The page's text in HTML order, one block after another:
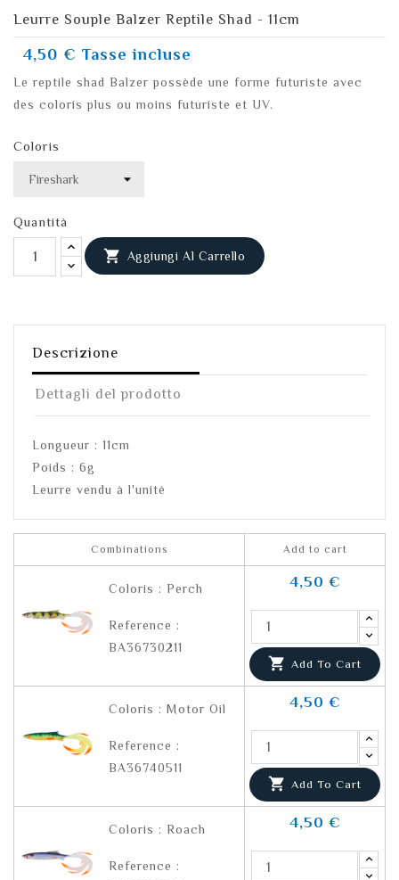
Leurre Souple Balzer Reptile Shad - 11cm
4,50 € Tasse incluse
Le reptile shad Balzer possède une forme futuriste avec
des coloris plus ou moins futuriste et UV.
Coloris
Quantità
 Aggiungi Al Carrello
Descrizione
Dettagli del prodotto
Longueur : 11cm
Poids : 6g
Leurre vendu à l'unité
Combinations Add to cart
Coloris : Perch
Reference :
BA36730211
4,50 €
 Add To Cart
Coloris : Motor Oil
Reference :
BA36740511
4,50 €
 Add To Cart
Coloris : Roach
Reference :
4,50 €